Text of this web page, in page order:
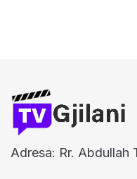
Adresa: Rr. Abdullah